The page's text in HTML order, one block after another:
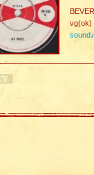
vg(ok)
sound♪